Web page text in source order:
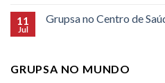
11
Jul
Grupsa no Centro de
GRUPSA NO MUNDO